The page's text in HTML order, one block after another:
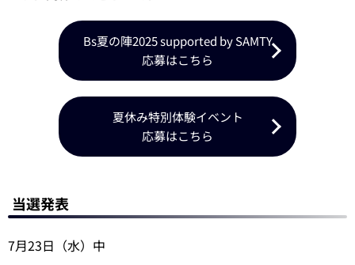
Bs夏の陣2025 supported by SAMTY
応募はこちら
夏休み特別体験イベント
応募はこちら
当選発表
7月23日（水）中